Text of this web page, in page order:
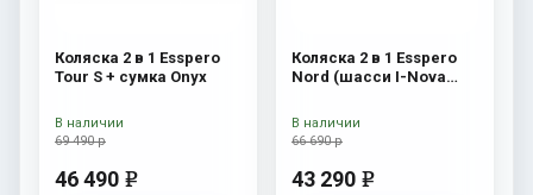
Коляска 2 в 1 Esspero
Tour S + сумка Onyx
69 490 р
46 490 e
В наличии
Коляска 2 в 1 Esspero
Nord (шасси I-Nova
66 690 р
43 290 e
В наличии